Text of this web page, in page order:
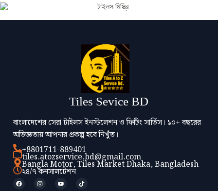
Tiles Sevice BD
বাংলাদেশের সেরা টাইলস ইনস্টলেশন ও ফিটিং সার্ভিস। ১০+ বছরের
অভিজ্ঞতায় আপনার প্রকল্প হবে নিখুঁত।
+8801711-889401
tiles.atozservice.bd@gmail.com
Bangla Motor, Tiles Market Dhaka, Bangladesh
২৪/৭ কনসালটেশন